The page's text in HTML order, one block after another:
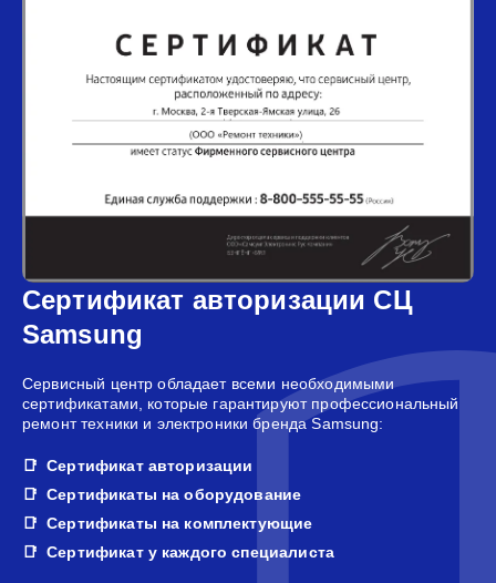
Сертификат авторизации СЦ
Samsung
Сервисный центр обладает всеми необходимыми
сертификатами, которые гарантируют профессиональный
ремонт техники и электроники бренда Samsung:
Сертификат авторизации
Сертификаты на оборудование
Сертификаты на комплектующие
Сертификат у каждого специалиста